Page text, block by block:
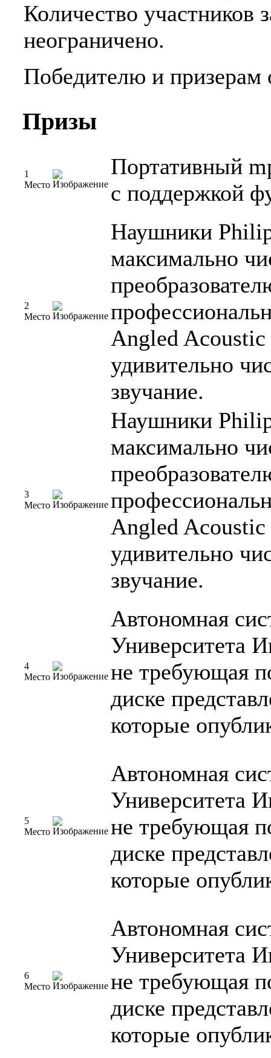
Количество участников
неограничено.
Победителю и призерам
Призы
1
Место
Портативный
с поддержкой
2
Место
Наушники
максимально
Angled Acoustic
удивительно
звучание.
3
Место
Наушники
максимально
Angled Acoustic
удивительно
звучание.
4
Место
Автономная
Университета
не требующая
диске
которые
5
Место
Автономная
Университета
не требующая
диске
которые
6
Место
Автономная
Университета
не требующая
диске
которые